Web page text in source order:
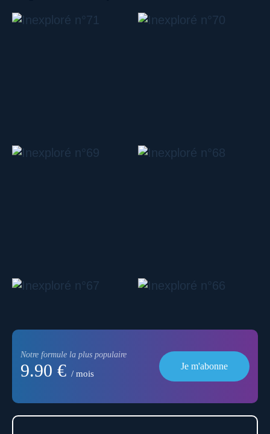
Notre formule la plus populaire
9.90 € / mois
Je m'abonne